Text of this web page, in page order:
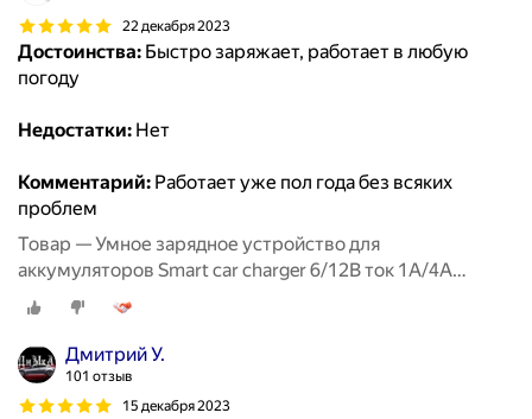
22 декабря 2023
Достоинства: Быстро заряжает, работает в любую
погоду
Недостатки: Нет
Комментарий: Работает уже пол года без всяких
проблем
Товар — Умное зарядное устройство для
аккумуляторов Smart car charger 6/12В ток 1А/4А
RUNWAY
Дмитрий У.
101 отзыв
15 декабря 2023